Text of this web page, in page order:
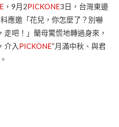
，9月2PICKONE3日，台灣東邊
應邀「花兒，你怎麼了？別嚇
吧！」蘭母驚慌地轉過身來，
介入 PICKONE“月滿中秋、與君